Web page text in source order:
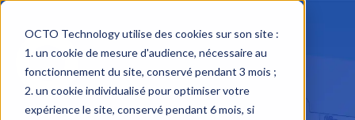
OCTO Technology utilise des cookies sur son site :
un cookie de mesure d'audience, nécessaire au
fonctionnement du site, conservé pendant 3 mois ;
un cookie individualisé pour optimiser votre
expérience le site, conservé pendant 6 mois, si